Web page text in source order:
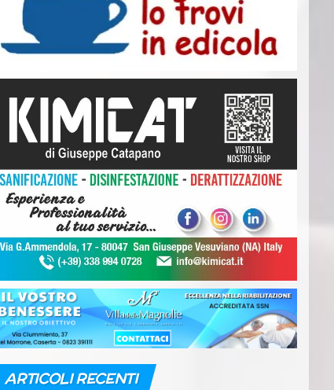
ARTICOLI RECENTI